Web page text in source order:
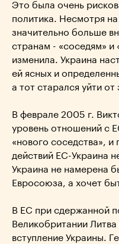
Это была очень
политика. Несмотря
значительно больше
странам - «соседям» и
изменила. Украина
ей ясных и
а тот старался уйти от
В феврале 2005 г.
уровень отношений с
«нового соседства»,
действий ЕС-Украина
Украина не намерена
Евросоюза, а хочет
В ЕС при сдержанной
Великобритании
вступление Украины.